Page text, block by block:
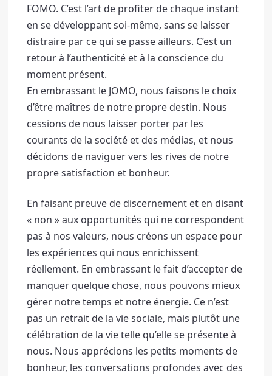
FOMO. C’est l’art de profiter de chaque instant
en se développant soi-même, sans se laisser
distraire par ce qui se passe ailleurs. C’est un
retour à l’authenticité et à la conscience du
moment présent.
En embrassant le JOMO, nous faisons le choix
d’être maîtres de notre propre destin. Nous
cessions de nous laisser porter par les
courants de la société et des médias, et nous
décidons de naviguer vers les rives de notre
propre satisfaction et bonheur.
En faisant preuve de discernement et en disant
« non » aux opportunités qui ne correspondent
pas à nos valeurs, nous créons un espace pour
les expériences qui nous enrichissent
réellement. En embrassant le fait d’accepter de
manquer quelque chose, nous pouvons mieux
gérer notre temps et notre énergie. Ce n’est
pas un retrait de la vie sociale, mais plutôt une
célébration de la vie telle qu’elle se présente à
nous. Nous apprécions les petits moments de
bonheur, les conversations profondes avec des